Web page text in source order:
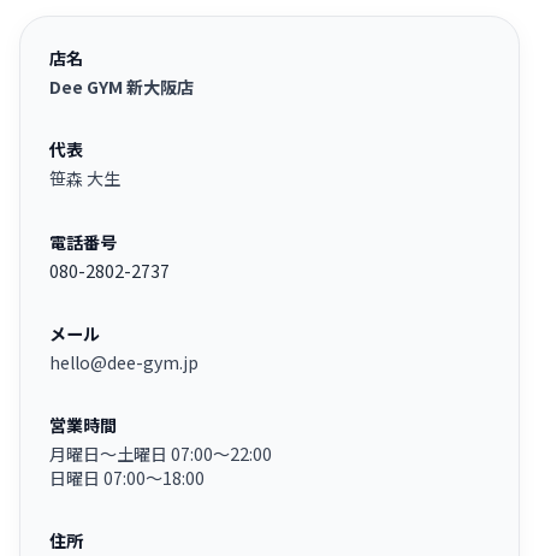
店名
Dee GYM 新大阪店
代表
笹森 大生
電話番号
080-2802-2737
メール
hello@dee-gym.jp
営業時間
月曜日〜土曜日 07:00〜22:00
日曜日 07:00〜18:00
住所